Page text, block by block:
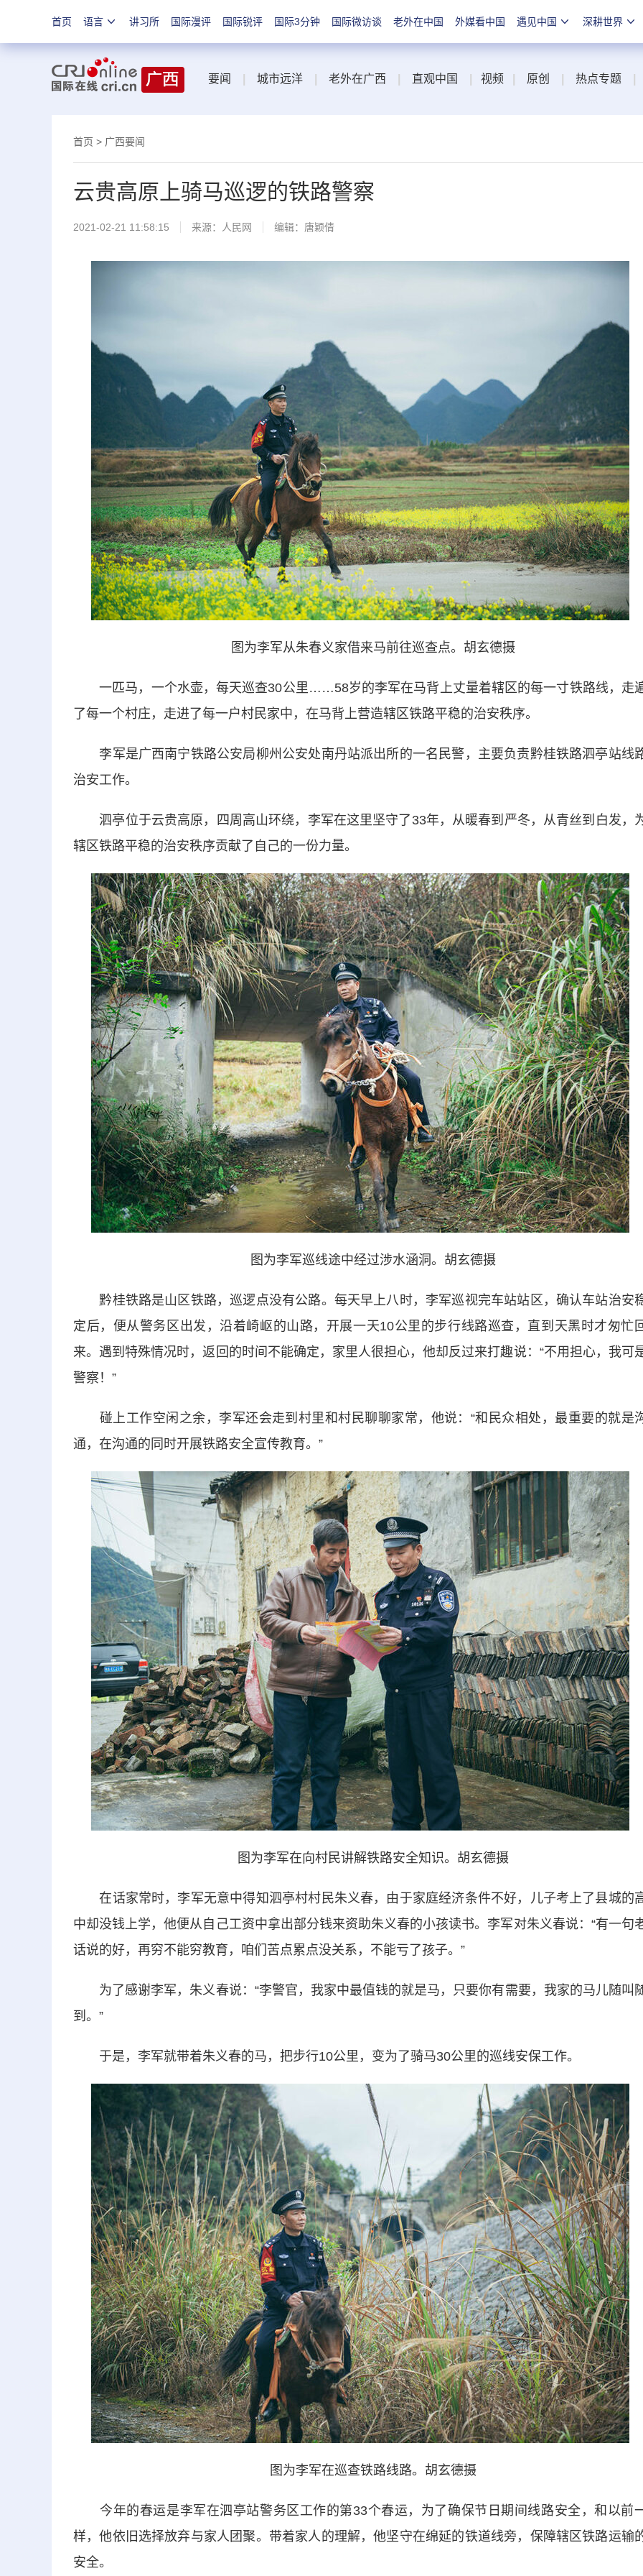
首页 语言 讲习所 国际漫评 国际锐评 国际3分钟 国际微访谈 老外在中国 外媒看中国 遇见中国 深耕世界
要闻 城市远洋 老外在广西 直观中国 视频 原创 热点专题
首页 > 广西要闻
云贵高原上骑马巡逻的铁路警察
2021-02-21 11:58:15 来源： 人民网 编辑：唐颖倩
图为李军从朱春义家借来马前往巡查点。胡玄德摄
一匹马，一个水壶，每天巡查30公里……58岁的李军在马背上丈量着辖区的每一寸铁路线，走
了每一个村庄，走进了每一户村民家中，在马背上营造辖区铁路平稳的治安秩序。
李军是广西南宁铁路公安局柳州公安处南丹站派出所的一名民警，主要负责黔桂铁路泗亭站线
治安工作。
泗亭位于云贵高原，四周高山环绕，李军在这里坚守了33年，从暖春到严冬，从青丝到白发，
辖区铁路平稳的治安秩序贡献了自己的一份力量。
图为李军巡线途中经过涉水涵洞。胡玄德摄
黔桂铁路是山区铁路，巡逻点没有公路。每天早上八时，李军巡视完车站站区，确认车站治安
定后，便从警务区出发，沿着崎岖的山路，开展一天10公里的步行线路巡查，直到天黑时才匆忙
来。遇到特殊情况时，返回的时间不能确定，家里人很担心，他却反过来打趣说：“不用担心，我可
警察！”
碰上工作空闲之余，李军还会走到村里和村民聊聊家常，他说：“和民众相处，最重要的就是
通，在沟通的同时开展铁路安全宣传教育。”
图为李军在向村民讲解铁路安全知识。胡玄德摄
在话家常时，李军无意中得知泗亭村村民朱义春，由于家庭经济条件不好，儿子考上了县城的
中却没钱上学，他便从自己工资中拿出部分钱来资助朱义春的小孩读书。李军对朱义春说：“有一句
话说的好，再穷不能穷教育，咱们苦点累点没关系，不能亏了孩子。”
为了感谢李军，朱义春说：“李警官，我家中最值钱的就是马，只要你有需要，我家的马儿随叫
到。”
于是，李军就带着朱义春的马，把步行10公里，变为了骑马30公里的巡线安保工作。
图为李军在巡查铁路线路。胡玄德摄
今年的春运是李军在泗亭站警务区工作的第33个春运，为了确保节日期间线路安全，和以前
样，他依旧选择放弃与家人团聚。带着家人的理解，他坚守在绵延的铁道线旁，保障辖区铁路运输
安全。